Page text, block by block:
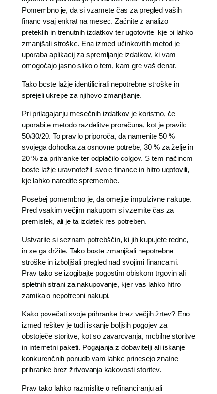
Pomembno je, da si vzamete čas za pregled vaših
financ vsaj enkrat na mesec. Začnite z analizo
preteklih in trenutnih izdatkov ter ugotovite, kje bi lahko
zmanjšali stroške. Ena izmed učinkovitih metod je
uporaba aplikacij za spremljanje izdatkov, ki vam
omogočajo jasno sliko o tem, kam gre vaš denar.
Tako boste lažje identificirali nepotrebne stroške in
sprejeli ukrepe za njihovo zmanjšanje.
Pri prilagajanju mesečnih izdatkov je koristno, če
uporabite metodo razdelitve proračuna, kot je pravilo
50/30/20. To pravilo priporoča, da namenite 50 %
svojega dohodka za osnovne potrebe, 30 % za želje in
20 % za prihranke ter odplačilo dolgov. S tem načinom
boste lažje uravnotežili svoje finance in hitro ugotovili,
kje lahko naredite spremembe.
Posebej pomembno je, da omejite impulzivne nakupe.
Pred vsakim večjim nakupom si vzemite čas za
premislek, ali je ta izdatek res potreben.
Ustvarite si seznam potrebščin, ki jih kupujete redno,
in se ga držite. Tako boste zmanjšali nepotrebne
stroške in izboljšali pregled nad svojimi financami.
Prav tako se izogibajte pogostim obiskom trgovin ali
spletnih strani za nakupovanje, kjer vas lahko hitro
zamikajo nepotrebni nakupi.
Kako povečati svoje prihranke brez večjih žrtev? Eno
izmed rešitev je tudi iskanje boljših pogojev za
obstoječe storitve, kot so zavarovanja, mobilne storitve
in internetni paketi. Pogajanja z dobavitelji ali iskanje
konkurenčnih ponudb vam lahko prinesejo znatne
prihranke brez žrtvovanja kakovosti storitev.
Prav tako lahko razmislite o refinanciranju ali